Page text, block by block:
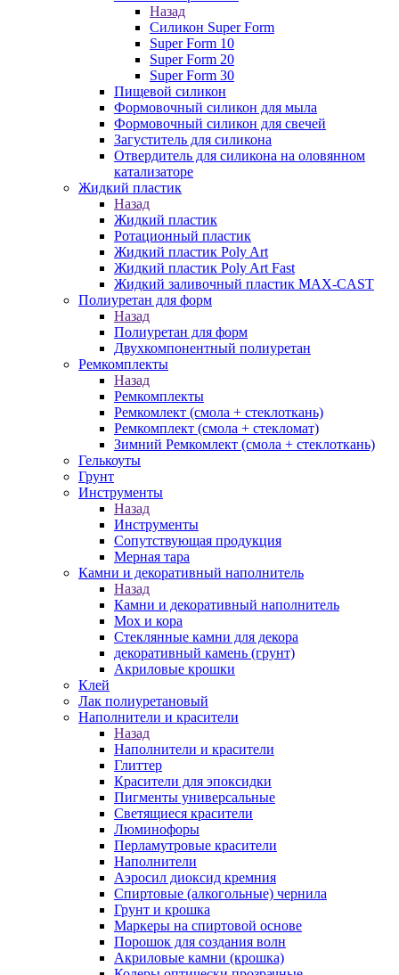
Назад
Силикон Super Form
Super Form 10
Super Form 20
Super Form 30
Пищевой силикон
Формовочный силикон для мыла
Формовочный силикон для свечей
Загуститель для силикона
Отвердитель для силикона на оловянном
катализаторе
Жидкий пластик
Назад
Жидкий пластик
Ротационный пластик
Жидкий пластик Poly Art
Жидкий пластик Poly Art Fast
Жидкий заливочный пластик MAX-CAST
Полиуретан для форм
Назад
Полиуретан для форм
Двухкомпонентный полиуретан
Ремкомплекты
Назад
Ремкомплекты
Ремкомлект (смола + стеклоткань)
Ремкомплект (смола + стекломат)
Зимний Ремкомлект (смола + стеклоткань)
Гелькоуты
Грунт
Инструменты
Назад
Инструменты
Сопутствующая продукция
Мерная тара
Камни и декоративный наполнитель
Назад
Камни и декоративный наполнитель
Мох и кора
Стеклянные камни для декора
декоративный камень (грунт)
Акриловые крошки
Клей
Лак полиуретановый
Наполнители и красители
Назад
Наполнители и красители
Глиттер
Красители для эпоксидки
Пигменты универсальные
Светящиеся красители
Люминофоры
Перламутровые красители
Наполнители
Аэросил диоксид кремния
Спиртовые (алкогольные) чернила
Грунт и крошка
Маркеры на спиртовой основе
Порошок для создания волн
Акриловые камни (крошка)